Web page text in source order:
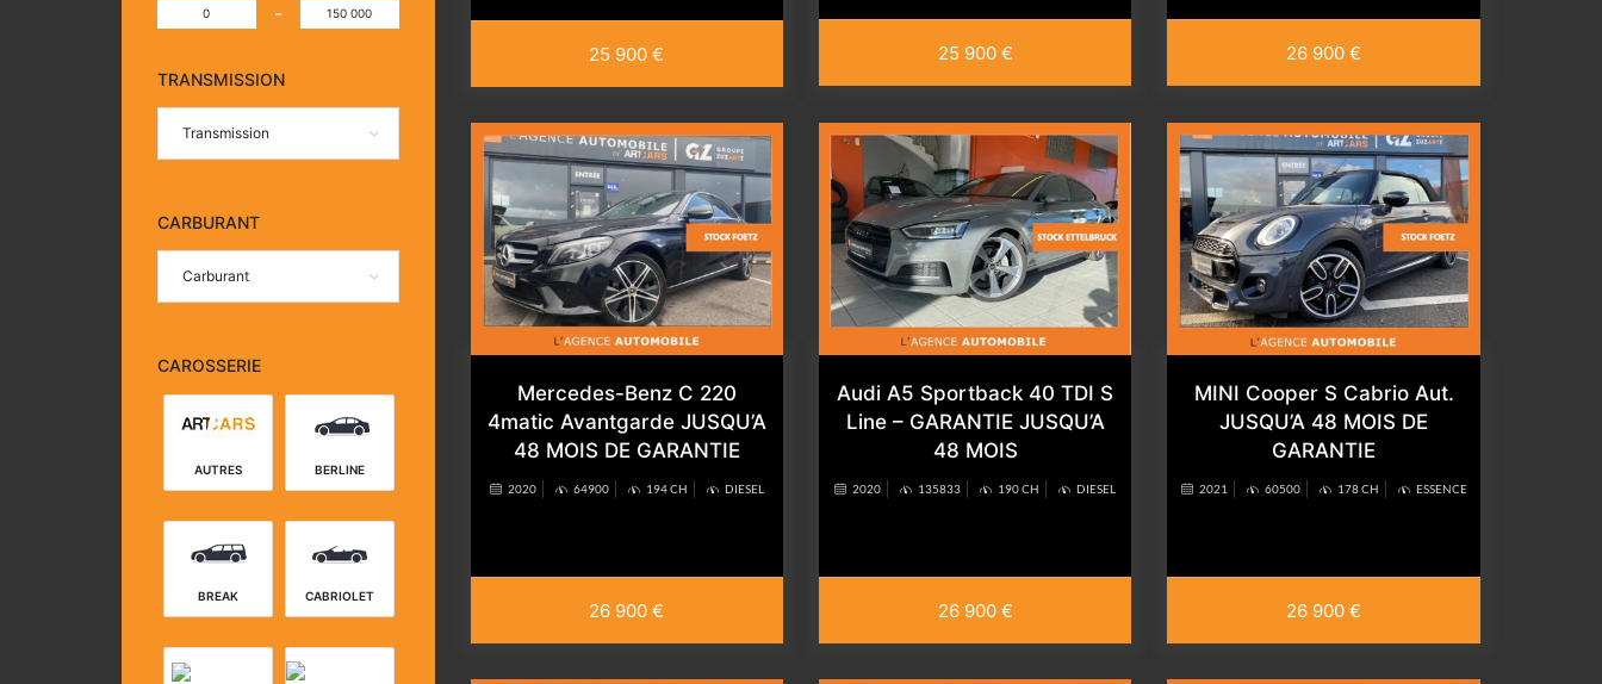
-
TRANSMISSION
Transmission
CARBURANT
Carburant
CAROSSERIE
AUTRES BERLINE
BREAK CABRIOLET
25 900 € 25 900 € 26 900 €
Mercedes-Benz C 220
4matic Avantgarde JUSQU’A
48 MOIS DE GARANTIE
2020 64900 194 CH DIESEL
26 900 €
Audi A5 Sportback 40 TDI S
Line – GARANTIE JUSQU’A
48 MOIS
2020 135833 190 CH DIESEL
26 900 €
MINI Cooper S Cabrio Aut.
JUSQU’A 48 MOIS DE
GARANTIE
2021 60500 178 CH ESSENCE
26 900 €